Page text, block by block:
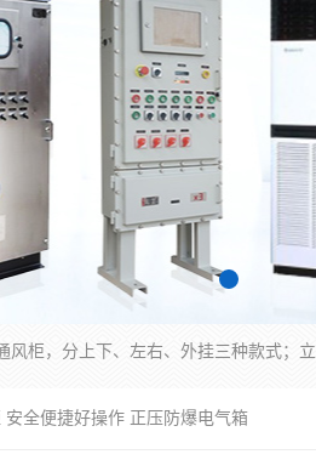
安全便捷好操作 正压防爆电气箱